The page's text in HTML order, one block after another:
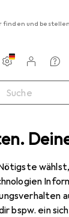
bspw. ein
finden und bestellen
Einstellungen
Kundenkonto
Vergleichslisten
Merklisten
Warenkorb
2 AA Mignon
EUR
21,81
Ansmann
2 AA Mignon
1 Stk., AA, AAA,